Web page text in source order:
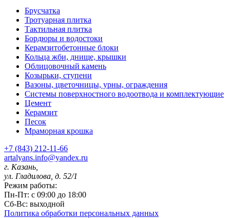
Брусчатка
Тротуарная плитка
Тактильная плитка
Бордюры и водостоки
Керамзитобетонные блоки
Кольца жби, днище, крышки
Облицовочный камень
Козырьки, ступени
Вазоны, цветочницы, урны, ограждения
Системы поверхностного водоотвода и комплектующие
Цемент
Керамзит
Песок
Мраморная крошка
+7 (843) 212-11-66
artalyans.info@yandex.ru
г. Казань,
ул. Гладилова, д. 52/1
Режим работы:
Пн-Пт: с 09:00 до 18:00
Сб-Вс: выходной
Политика обработки персональных данных